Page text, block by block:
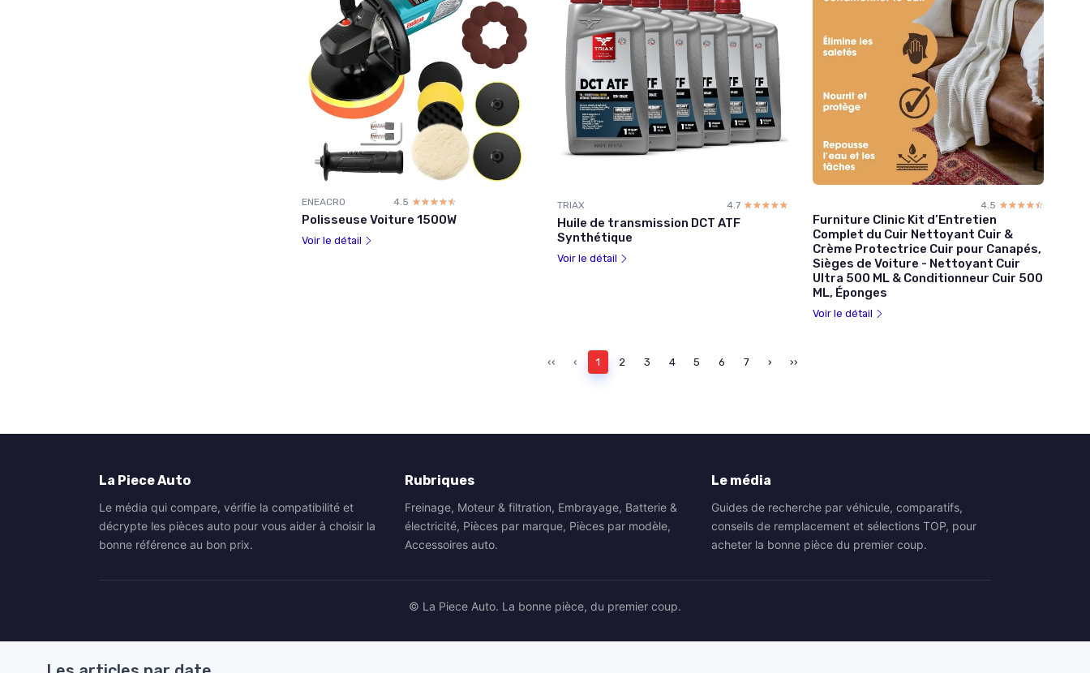
ENEACRO 4.5 ☆☆☆☆☆
★★★★★
Polisseuse Voiture 1500W
Voir le détail
TRIAX 4.7 ☆☆☆☆☆
★★★★★
Huile de transmission DCT ATF
Synthétique
Voir le détail
4.5 ☆☆☆☆☆
★★★★★
Furniture Clinic Kit d’Entretien
Complet du Cuir Nettoyant Cuir &
Crème Protectrice Cuir pour Canapés,
Sièges de Voiture - Nettoyant Cuir
Ultra 500 ML & Conditionneur Cuir 500
ML, Éponges
Voir le détail
‹‹ ‹ 1 2 3 4 5 6 7 › ››
La Piece Auto
Le média qui compare, vérifie la compatibilité et
décrypte les pièces auto pour vous aider à choisir la
bonne référence au bon prix.
Rubriques
Freinage, Moteur & filtration, Embrayage, Batterie &
électricité, Pièces par marque, Pièces par modèle,
Accessoires auto.
Le média
Guides de recherche par véhicule, comparatifs,
conseils de remplacement et sélections TOP, pour
acheter la bonne pièce du premier coup.
© La Piece Auto. La bonne pièce, du premier coup.